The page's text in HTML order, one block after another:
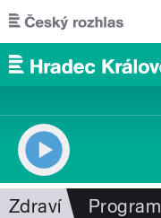
Přejít k hlavnímu obsahu
Zdraví Program